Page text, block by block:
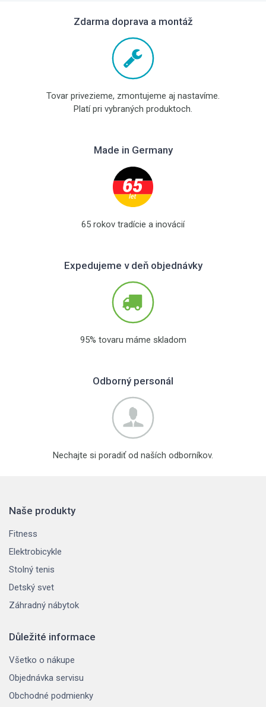
Zdarma doprava a montáž
Tovar privezieme, zmontujeme aj nastavíme.
Platí pri vybraných produktoch.
Made in Germany
65 rokov tradície a inovácií
Expedujeme v deň objednávky
95% tovaru máme skladom
Odborný personál
Nechajte si poradiť od naších odborníkov.
Naše produkty
Fitness
Elektrobicykle
Stolný tenis
Detský svet
Záhradný nábytok
Důležité informace
Všetko o nákupe
Objednávka servisu
Obchodné podmienky